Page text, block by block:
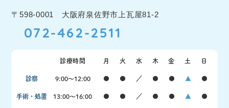
〒598-0001 大阪府泉佐野市上瓦屋81-2
072-462-2511
診療時間 月 火 水 木 金 土 日
診察 9:00〜12:00 ● ● ／ ● ● ▲ ●
手術・処置 13:00〜16:00 ● ● ／ ● ● ▲ ●